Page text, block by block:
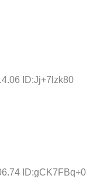
ID:Jj+7lzk80
ID:gCK7FBq+0